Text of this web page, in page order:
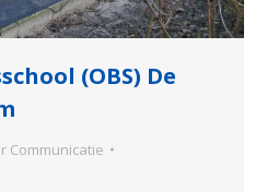
(OBS) De
Communicatie